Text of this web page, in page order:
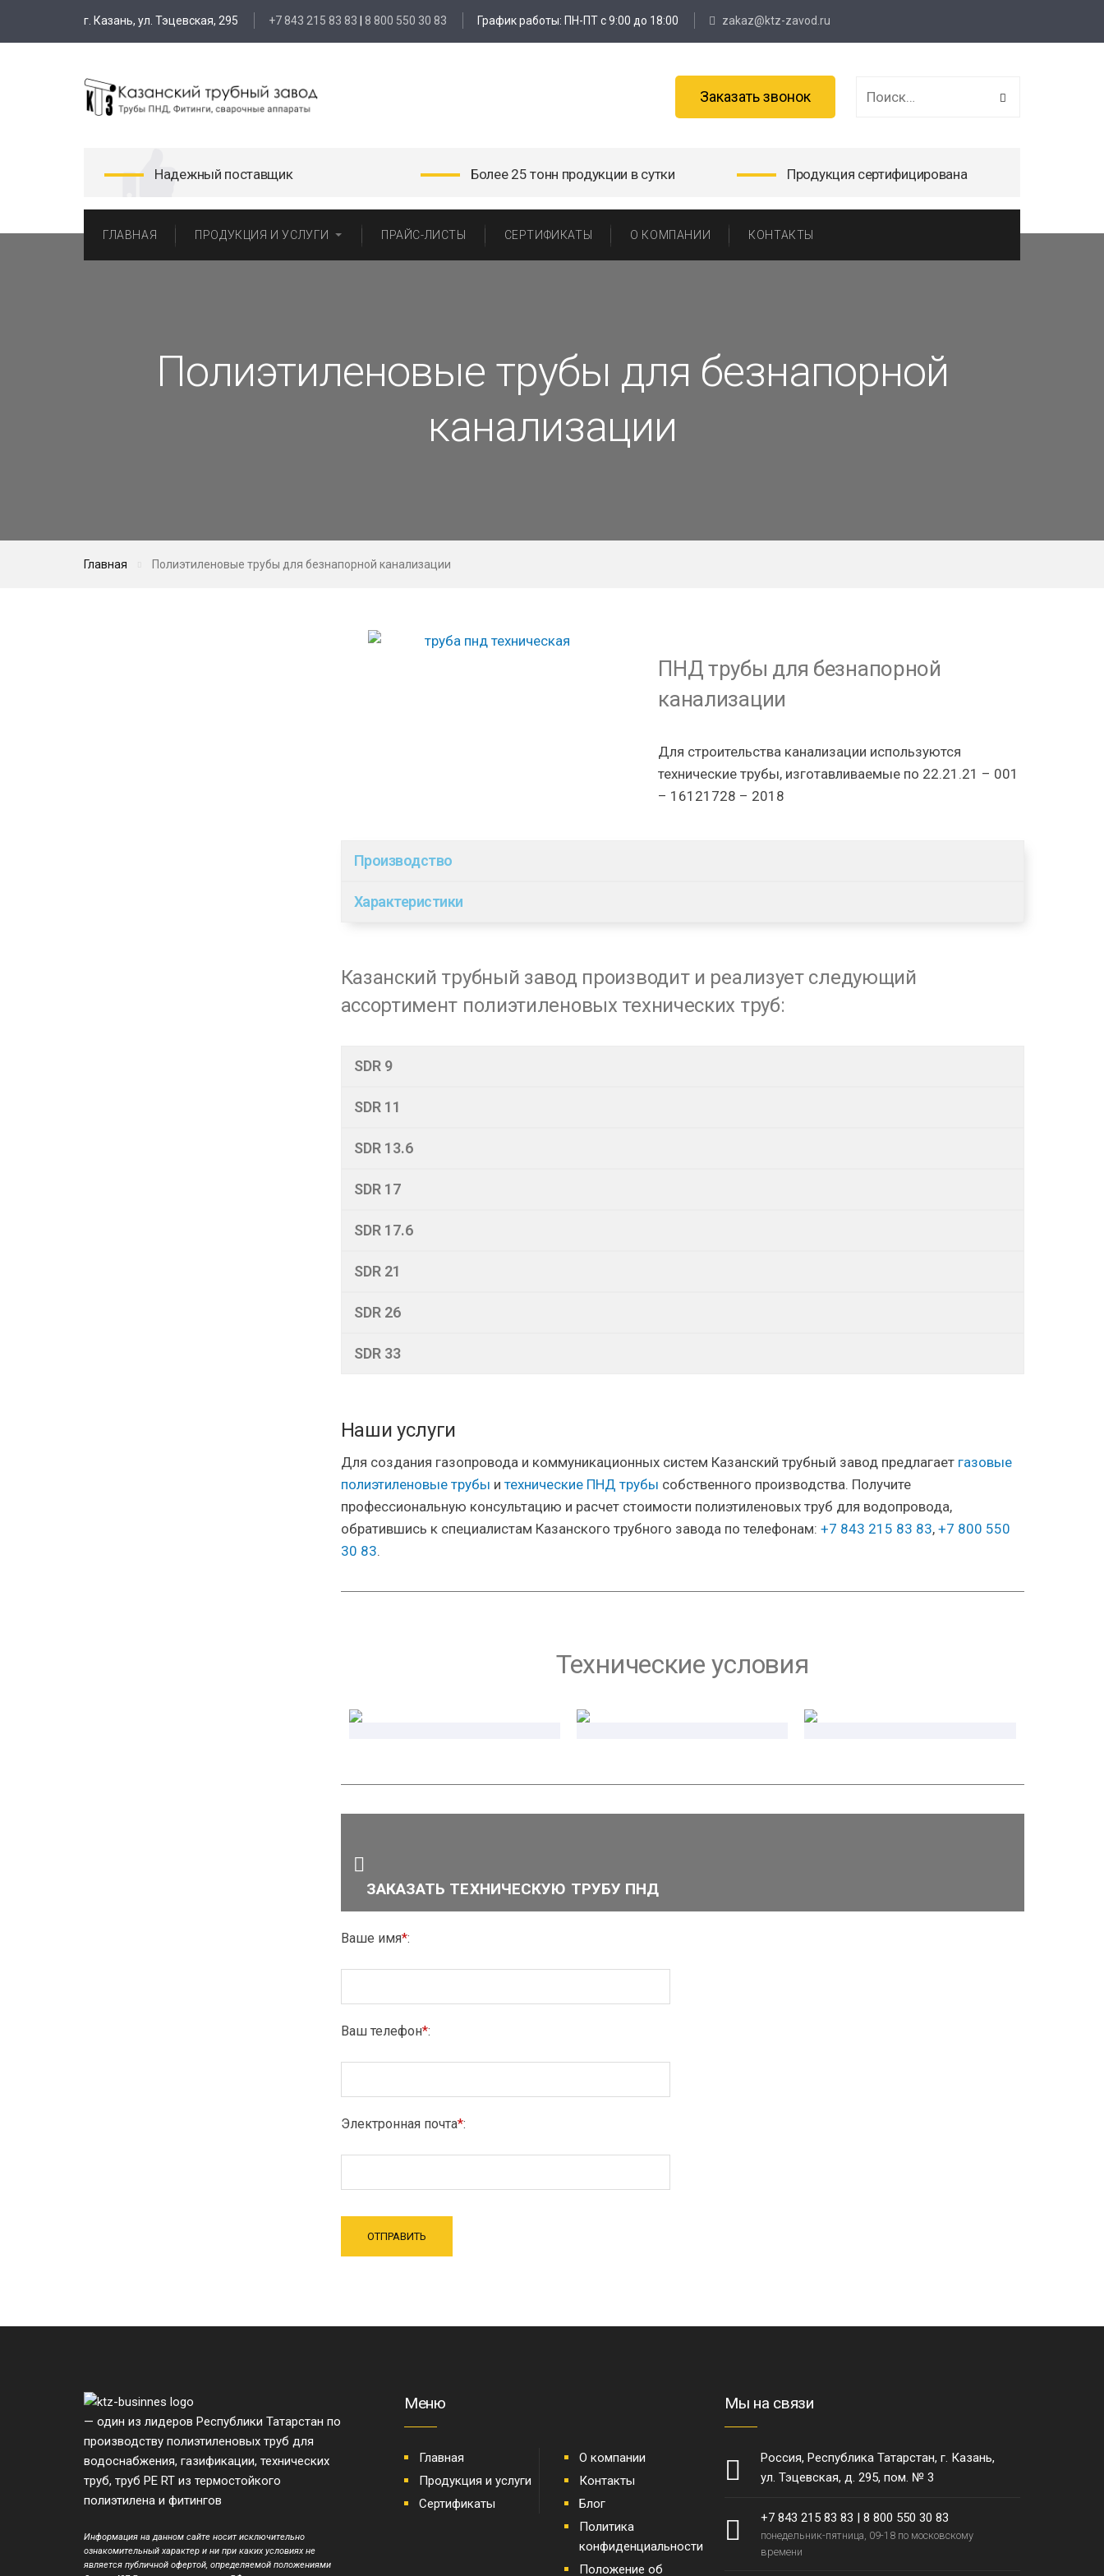
г. Казань, ул. Тэцевская, 295 +7 843 215 83 83 8 800 550 30 83 График работы: ПН-ПТ с 9:00 до 18:00 zakaz@ktz-zavod.ru
Заказать звонок
Надежный поставщик Более 25 тонн продукции в сутки Продукция сертифицирована
ГЛАВНАЯ ПРОДУКЦИЯ И УСЛУГИ ПРАЙС-ЛИСТЫ СЕРТИФИКАТЫ О КОМПАНИИ КОНТАКТЫ
Полиэтиленовые трубы для безнапорной
канализации
Главная Полиэтиленовые трубы для безнапорной канализации
ПНД трубы для безнапорной
канализации
Для строительства канализации используются
технические трубы, изготавливаемые по 22.21.21 – 001
– 16121728 – 2018
Производство
Характеристики
Казанский трубный завод производит и реализует следующий
ассортимент полиэтиленовых технических труб:
SDR 9
SDR 11
SDR 13.6
SDR 17
SDR 17.6
SDR 21
SDR 26
SDR 33
Наши услуги
Для создания газопровода и коммуникационных систем Казанский трубный завод предлагает газовые
полиэтиленовые трубы и технические ПНД трубы собственного производства. Получите
профессиональную консультацию и расчет стоимости полиэтиленовых труб для водопровода,
обратившись к специалистам Казанского трубного завода по телефонам: +7 843 215 83 83, +7 800 550
30 83.
Технические условия
ЗАКАЗАТЬ ТЕХНИЧЕСКУЮ ТРУБУ ПНД
Ваше имя*:
Ваш телефон*:
Электронная почта*:
— один из лидеров Республики Татарстан по
производству полиэтиленовых труб для
водоснабжения, газификации, технических
труб, труб PE RT из термостойкого
полиэтилена и фитингов
Информация на данном сайте носит исключительно
ознакомительный характер и ни при каких условиях не
является публичной офертой, определяемой положениями
Меню
Главная
Продукция и услуги
Сертификаты
О компании
Контакты
Блог
Политика
конфиденциальности
Положение об
Мы на связи
Россия, Республика Татарстан, г. Казань,
ул. Тэцевская, д. 295, пом. № 3
+7 843 215 83 83 | 8 800 550 30 83
понедельник-пятница, 09-18 по московскому
времени